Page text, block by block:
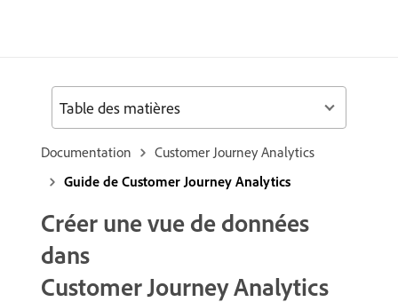
Documentation
Customer Journey Analytics
Guide de Customer Journey Analytics
Créer une vue de données
dans
Customer Journey Analytics
Table des matières